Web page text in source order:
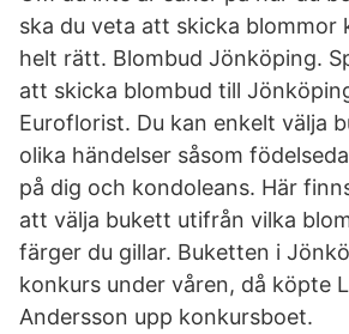
ska du veta att skicka blommor
helt rätt. Blombud Jönköping.
att skicka blombud till
Euroflorist. Du kan enkelt välja
olika händelser såsom
på dig och kondoleans. Här
att välja bukett utifrån vilka
färger du gillar. Buketten i
konkurs under våren, då köpte
Andersson upp konkursboet.